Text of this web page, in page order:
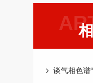
谈气相色谱